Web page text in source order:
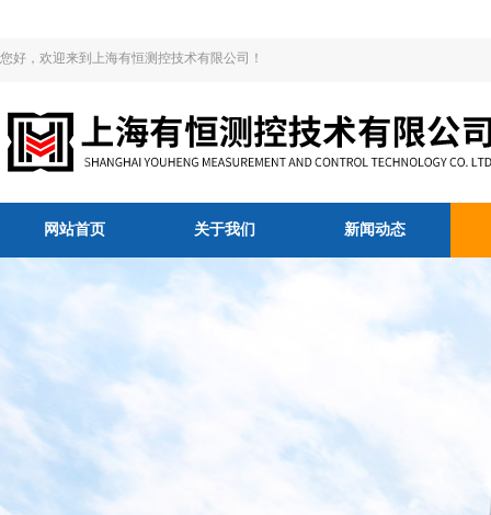
您好，欢迎来到上海有恒测控技术有限公司！
网站首页 关于我们 新闻动态